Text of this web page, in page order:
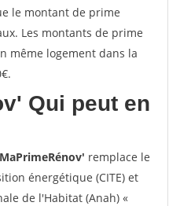
le montant de prime
Les montants de prime
même logement dans la
Qui peut en
MaPrimeRénov' remplace le
énergétique (CITE) et
de l'Habitat (Anah) «